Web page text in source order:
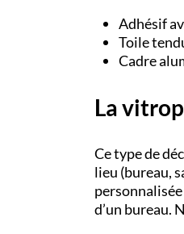
Adhésif
Toile
Cadre
La
Ce type de
lieu (bureau,
d’un bureau.